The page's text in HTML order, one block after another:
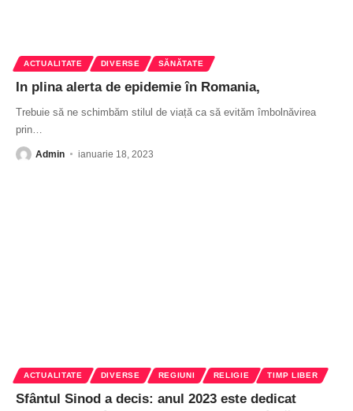
ACTUALITATE DIVERSE SĂNĂTATE
In plina alerta de epidemie în Romania,
Trebuie să ne schimbăm stilul de viață ca să evităm îmbolnăvirea
prin
Admin ianuarie 18, 2023
ACTUALITATE DIVERSE REGIUNI RELIGIE TIMP LIBER
Sfântul Sinod a decis: anul 2023 este dedicat